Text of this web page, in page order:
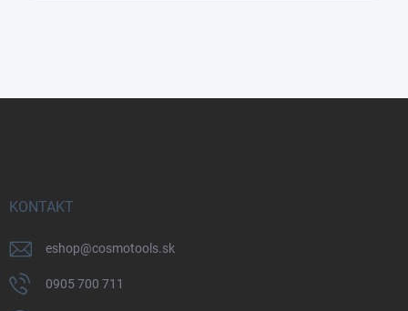
KONTAKT
eshop@cosmotools.sk
0905 700 711